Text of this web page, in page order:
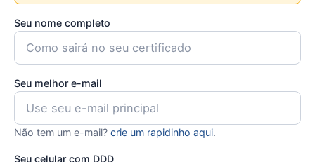
Seu nome completo
Seu melhor e-mail
Não tem um e-mail? crie um rapidinho aqui.
Seu celular com DDD